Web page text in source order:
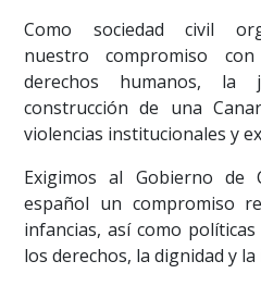
Como sociedad civil
nuestro compromiso
derechos humanos,
construcción de una
violencias institucionales y
Exigimos al Gobierno de
español un compromiso
infancias, así como
los derechos, la dignidad y